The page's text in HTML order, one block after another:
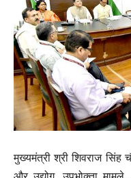
मुख्यमंत्री श्री शिवराज सिंह